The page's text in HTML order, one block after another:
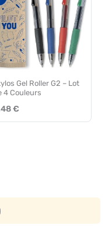
Gel Roller G2 – Lot
4 Couleurs
€